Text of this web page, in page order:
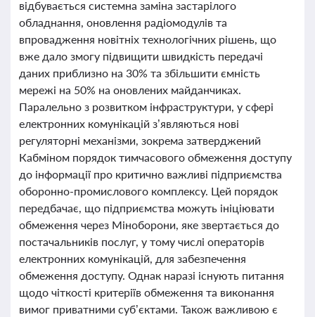
відбувається системна заміна застарілого
обладнання, оновлення радіомодулів та
впровадження новітніх технологічних рішень, що
вже дало змогу підвищити швидкість передачі
даних приблизно на 30% та збільшити ємність
мережі на 50% на оновлених майданчиках.
Паралельно з розвитком інфраструктури, у сфері
електронних комунікацій з’являються нові
регуляторні механізми, зокрема затверджений
Кабміном порядок тимчасового обмеження доступу
до інформації про критично важливі підприємства
оборонно-промислового комплексу. Цей порядок
передбачає, що підприємства можуть ініціювати
обмеження через Міноборони, яке звертається до
постачальників послуг, у тому числі операторів
електронних комунікацій, для забезпечення
обмеження доступу. Однак наразі існують питання
щодо чіткості критеріїв обмеження та виконання
вимог приватними суб’єктами. Також важливою є